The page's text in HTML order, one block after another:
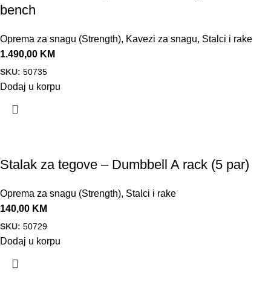
bench
Oprema za snagu (Strength), Kavezi za snagu, Stalci i rake
1.490,00 KM
SKU: 50735
Dodaj u korpu
Stalak za tegove – Dumbbell A rack (5 par)
Oprema za snagu (Strength), Stalci i rake
140,00 KM
SKU: 50729
Dodaj u korpu